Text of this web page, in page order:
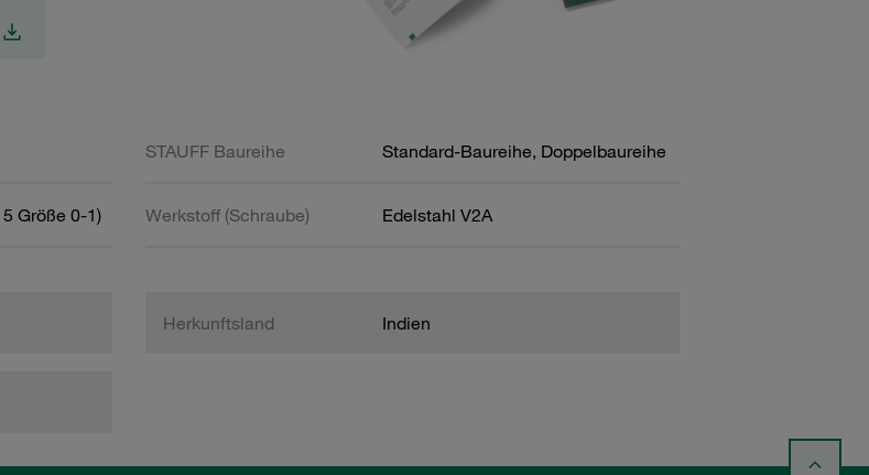
STAUFF Baureihe Standard-Baureihe, Doppelbaureihe
Größe 0-1) Werkstoff (Schraube) Edelstahl V2A
Herkunftsland Indien